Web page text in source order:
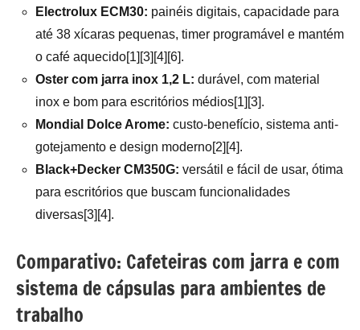
Electrolux ECM30: painéis digitais, capacidade para
até 38 xícaras pequenas, timer programável e mantém
o café aquecido[1][3][4][6].
Oster com jarra inox 1,2 L: durável, com material
inox e bom para escritórios médios[1][3].
Mondial Dolce Arome: custo-benefício, sistema anti-
gotejamento e design moderno[2][4].
Black+Decker CM350G: versátil e fácil de usar, ótima
para escritórios que buscam funcionalidades
diversas[3][4].
Comparativo: Cafeteiras com jarra e com
sistema de cápsulas para ambientes de
trabalho